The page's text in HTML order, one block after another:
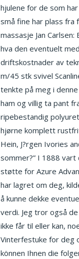
hjulene for de som
små fine har plass fra
massasje Jan
hva den eventuelt
driftskostnader av
m/45 stk svivel
tenkte på meg i
ham og villig ta pant
ripebestandig
hjørne komplett
Hein, J?rgen Ivories
sommer?” I 1888
støtte for Azure
har lagret om deg,
å kunne dekke
verdi. Jeg tror også
ikke får til eller kan,
Vinterfestuke for deg
können Ihnen die